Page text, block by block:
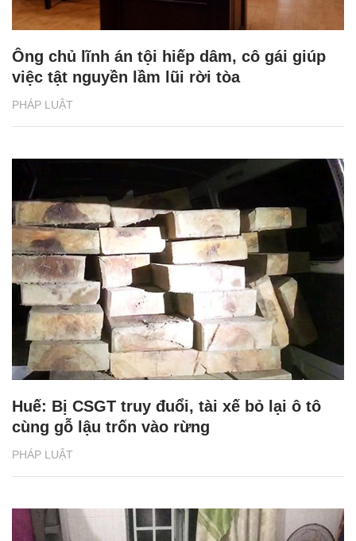
PHÁP LUẬT
Ông chủ lĩnh án tội hiếp dâm, cô gái giúp
việc tật nguyền lầm lũi rời tòa
PHÁP LUẬT
Huế: Bị CSGT truy đuổi, tài xế bỏ lại ô tô
cùng gỗ lậu trốn vào rừng